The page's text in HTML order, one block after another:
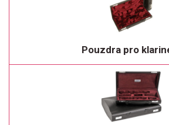
Pouzdra pro